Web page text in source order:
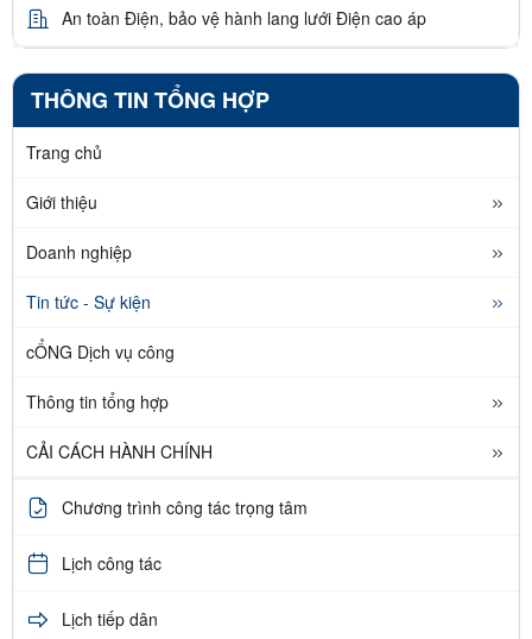
An toàn Điện, bảo vệ hành lang lưới Điện cao áp
THÔNG TIN TỔNG HỢP
Trang chủ
Giới thiệu
Doanh nghiệp
Tin tức - Sự kiện
cỔNG Dịch vụ công
Thông tin tổng hợp
CẢI CÁCH HÀNH CHÍNH
Chương trình công tác trọng tâm
Lịch công tác
Lịch tiếp dân